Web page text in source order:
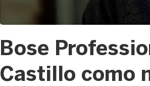
Bose
Castillo como